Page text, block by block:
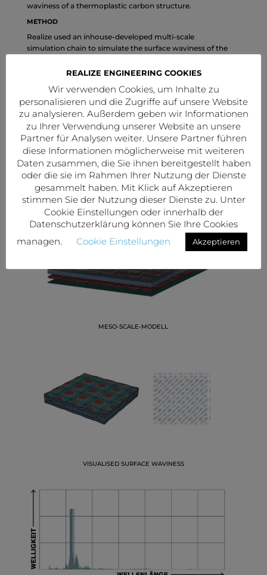
waviness of a thermoplastic carbon structure.
METHOD
Realize used an inhouse-developed multi-scale
simulation chain to simulate the surface waviness of the
established wave scan measurement process – and to
Realize succeeded in optimizing the lay-up as well as the
process parameters with regard to a lower surface
waviness. The apparently complex simulation
methodology made it possible to significantly reduce
the testing amount and subsequently save time and
money.
MESO-SCALE-MODELL
VISUALISED SURFACE WAVINESS
REALIZE ENGINEERING COOKIES
Wir verwenden Cookies, um Inhalte zu
personalisieren und die Zugriffe auf unsere Website
zu analysieren. Außerdem geben wir Informationen
zu Ihrer Verwendung unserer Website an unsere
Partner für Analysen weiter. Unsere Partner führen
diese Informationen möglicherweise mit weiteren
Daten zusammen, die Sie ihnen bereitgestellt haben
oder die sie im Rahmen Ihrer Nutzung der Dienste
gesammelt haben. Mit Klick auf Akzeptieren
stimmen Sie der Nutzung dieser Dienste zu. Unter
Cookie Einstellungen oder innerhalb der
Datenschutzerklärung können Sie Ihre Cookies
managen.
Cookie Einstellungen Akzeptieren